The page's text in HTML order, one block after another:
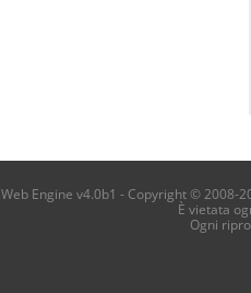
Web Engine v4.0b1 - Copyright © 2008-
È vietata
Ogni